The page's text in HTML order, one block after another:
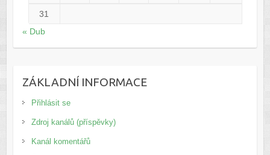
31
« Dub
ZÁKLADNÍ INFORMACE
Přihlásit se
Zdroj kanálů (příspěvky)
Kanál komentářů